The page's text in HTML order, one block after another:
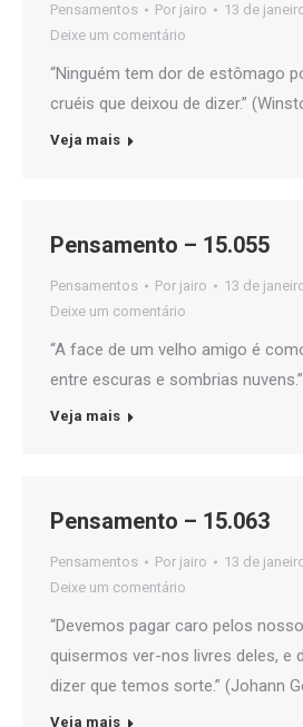
Pensamentos Por jairo
13 de
Deixe um comentário
“Ninguém tem dor de estômago
cruéis que deixou de dizer.”
Veja mais
Pensamento – 15.055
Pensamentos Por jairo
13 de
Deixe um comentário
“A face de um velho amigo é
entre escuras e sombrias
Veja mais
Pensamento – 15.063
Pensamentos Por jairo
13 de
Deixe um comentário
“Devemos pagar caro pelos
quisermos ver-nos livres deles, e
dizer que temos sorte.” (Johann
Veja mais